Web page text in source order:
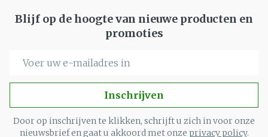
Blijf op de hoogte van nieuwe producten en
promoties
Inschrijven
Door op inschrijven te klikken, schrijft u zich in voor onze
nieuwsbrief en gaat u akkoord met onze privacy policy.